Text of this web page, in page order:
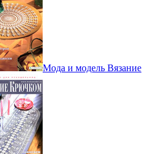
Мода и модель Вязание